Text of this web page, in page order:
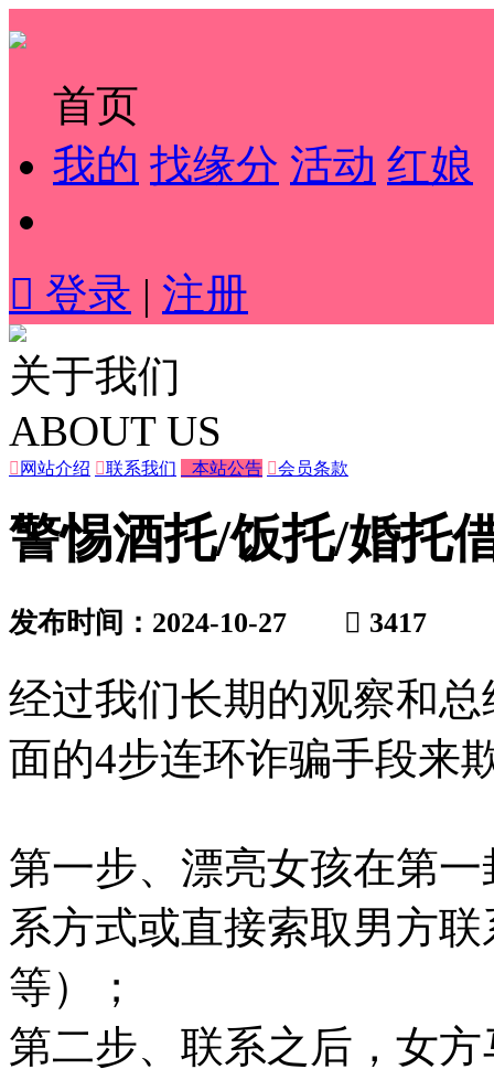
首页
我的 找缘分 活动 红娘
 登录 | 注册
关于我们
ABOUT US
 网站介绍 联系我们 本站公告 会员条款
警惕酒托/饭托/婚托
发布时间：2024-10-27  3417
经过我们长期的观察和
面的4步连环诈骗手段来
第一步、漂亮女孩在第
系方式或直接索取男方
等）；
第二步、联系之后，女